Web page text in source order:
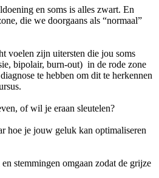
en soms is alles zwart. En
die we doorgaans als “normaal”
voelen zijn uitersten die jou soms
bipolair, burn-out) in de rode zone
te hebben om dit te herkennen
of wil je eraan sleutelen?
hoe je jouw geluk kan optimaliseren
stemmingen omgaan zodat de grijze